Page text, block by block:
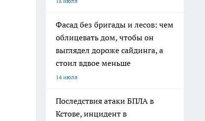
Фасад без бригады и лесов: чем
облицевать дом, чтобы он
выглядел дороже сайдинга, а
стоил вдвое меньше
14 июля
Последствия атаки БПЛА в
Кстове, инцидент в